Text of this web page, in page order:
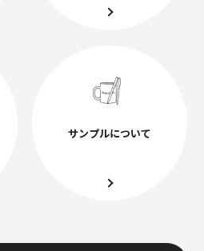
サンプルについて